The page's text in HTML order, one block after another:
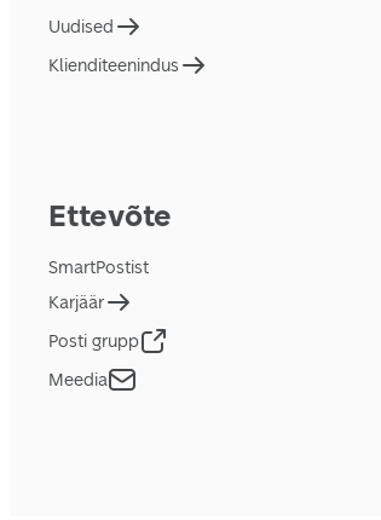
Uudised
Klienditeenindus
Ettevõte
SmartPostist
Karjäär
Posti grupp
Meedia